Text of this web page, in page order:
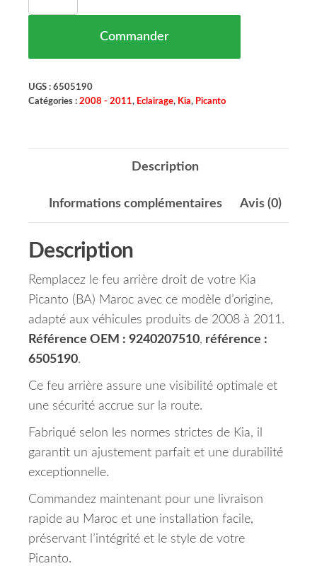
Commander
UGS : 6505190
Catégories : 2008 - 2011, Eclairage, Kia, Picanto
Description
Informations complémentaires Avis (0)
Description
Remplacez le feu arrière droit de votre Kia
Picanto (BA) Maroc avec ce modèle d’origine,
adapté aux véhicules produits de 2008 à 2011.
Référence OEM : 9240207510, référence :
6505190.
Ce feu arrière assure une visibilité optimale et
une sécurité accrue sur la route.
Fabriqué selon les normes strictes de Kia, il
garantit un ajustement parfait et une durabilité
exceptionnelle.
Commandez maintenant pour une livraison
rapide au Maroc et une installation facile,
préservant l’intégrité et le style de votre
Picanto.